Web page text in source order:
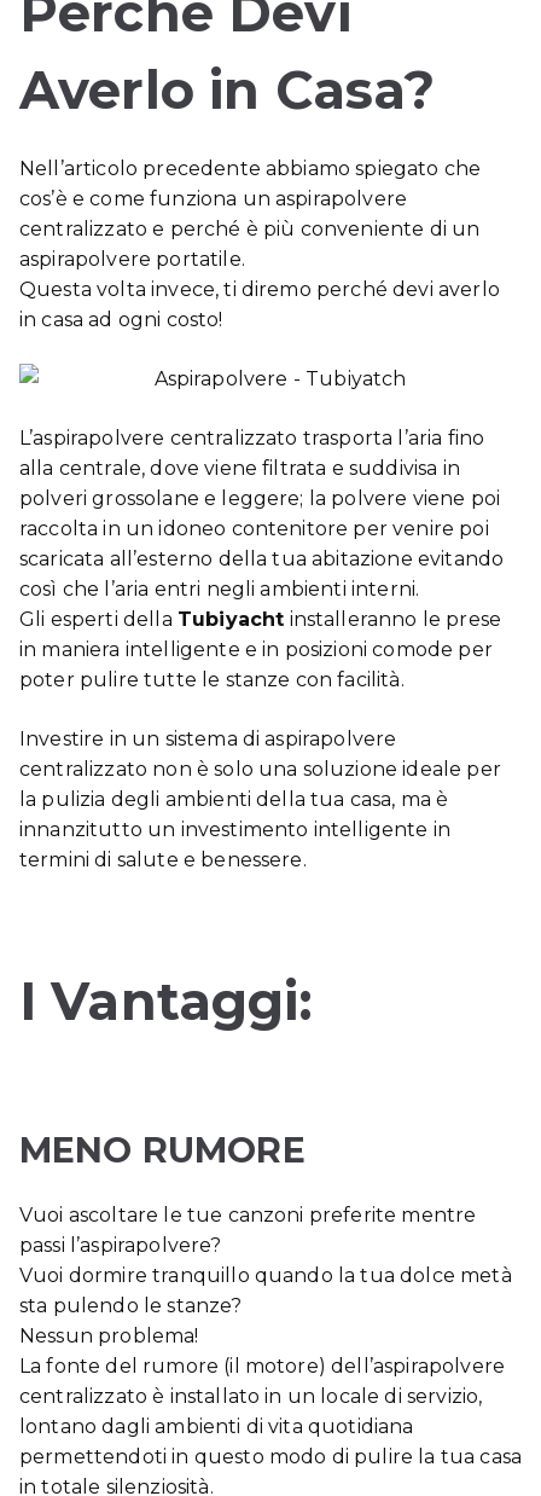
Averlo in Casa?
Nell’articolo precedente abbiamo spiegato che
cos’è e come funziona un aspirapolvere
centralizzato e perché è più conveniente di un
aspirapolvere portatile.
Questa volta invece, ti diremo perché devi averlo
in casa ad ogni costo!
L’aspirapolvere centralizzato trasporta l’aria fino
alla centrale, dove viene filtrata e suddivisa in
polveri grossolane e leggere; la polvere viene poi
raccolta in un idoneo contenitore per venire poi
scaricata all’esterno della tua abitazione evitando
così che l’aria entri negli ambienti interni.
Gli esperti della Tubiyacht installeranno le prese
in maniera intelligente e in posizioni comode per
poter pulire tutte le stanze con facilità.
Investire in un sistema di aspirapolvere
centralizzato non è solo una soluzione ideale per
la pulizia degli ambienti della tua casa, ma è
innanzitutto un investimento intelligente in
termini di salute e benessere.
I Vantaggi:
MENO RUMORE
Vuoi ascoltare le tue canzoni preferite mentre
passi l’aspirapolvere?
Vuoi dormire tranquillo quando la tua dolce metà
sta pulendo le stanze?
Nessun problema!
La fonte del rumore (il motore) dell’aspirapolvere
centralizzato è installato in un locale di servizio,
lontano dagli ambienti di vita quotidiana
permettendoti in questo modo di pulire la tua casa
in totale silenziosità.